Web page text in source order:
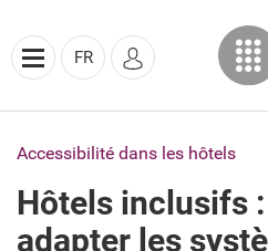
FR
Accessibilité dans les hôtels
Hôtels inclusifs
adapter les